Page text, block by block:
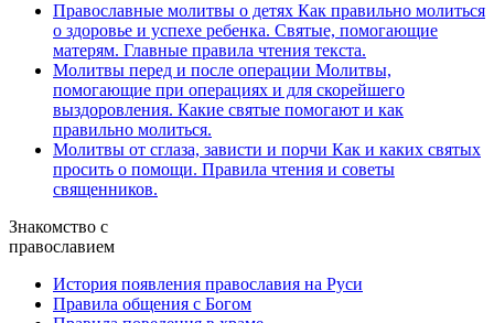
Православные молитвы о детях Как правильно молиться
о здоровье и успехе ребенка. Святые, помогающие
матерям. Главные правила чтения текста.
Молитвы перед и после операции Молитвы,
помогающие при операциях и для скорейшего
выздоровления. Какие святые помогают и как
правильно молиться.
Молитвы от сглаза, зависти и порчи Как и каких святых
просить о помощи. Правила чтения и советы
священников.
Знакомство с
православием
История появления православия на Руси
Правила общения с Богом